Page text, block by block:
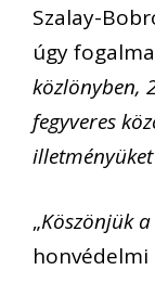
Szalay-
úgy
közlönyben,
fegyveres
„Köszönjük
honvédelmi